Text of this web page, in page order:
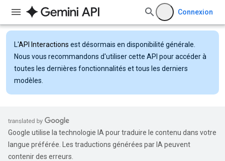
Connexion
L'API Interactions est désormais en disponibilité générale.
Nous vous recommandons d'utiliser cette API pour accéder à
toutes les dernières fonctionnalités et tous les derniers
modèles.
Google utilise la technologie IA pour traduire le contenu dans votre
langue préférée. Les traductions générées par IA peuvent
contenir des erreurs.